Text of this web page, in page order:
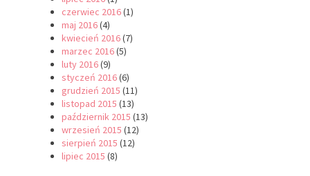
czerwiec 2016(1)
maj 2016(4)
kwiecień 2016(7)
marzec 2016(5)
luty 2016(9)
styczeń 2016(6)
grudzień 2015 (11)
listopad 2015 (13)
październik 2015 (13)
wrzesień 2015 (12)
sierpień 2015 (12)
lipiec 2015 (8)